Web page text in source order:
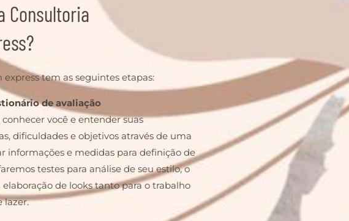
Consultoria
tem as seguintes etapas:
de avaliação
você e entender suas
dificuldades e objetivos através de uma
informações e medidas para definição de
testes para análise de seu estilo, o
de looks tanto para o trabalho
lazer.